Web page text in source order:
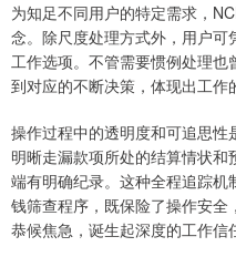
为知足不同用户的特定需求，
念。除尺度处理方式外，用户
工作选项。不管需要惯例处理
到对应的不断决策，体现出工作
操作过程中的透明度和可追思
明晰走漏款项所处的结算情状
端有明确纪录。这种全程追踪
钱筛查程序，既保险了操作安
恭候焦急，诞生起深度的工作信